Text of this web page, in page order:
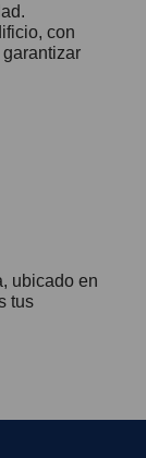
con
ubicado en
tus